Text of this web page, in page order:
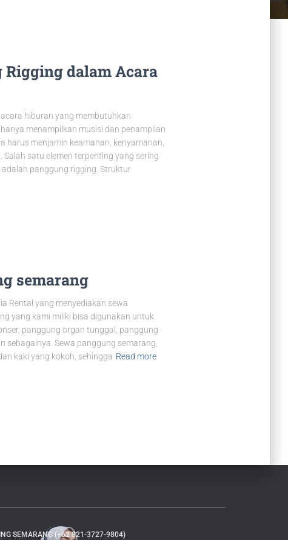
dalam Acara
hiburan yang membutuhkan
menampilkan musisi dan penampilan
harus menjamin keamanan, kenyamanan,
satu elemen terpenting yang sering
panggung rigging. Struktur
semarang
Rental yang menyediakan sewa
yang kami miliki bisa digunakan untuk
panggung organ tunggal, panggung
sebagainya. Sewa panggung semarang,
kaki yang kokoh, sehingga Read more
SEMARANG (+62 821-3727-9804)